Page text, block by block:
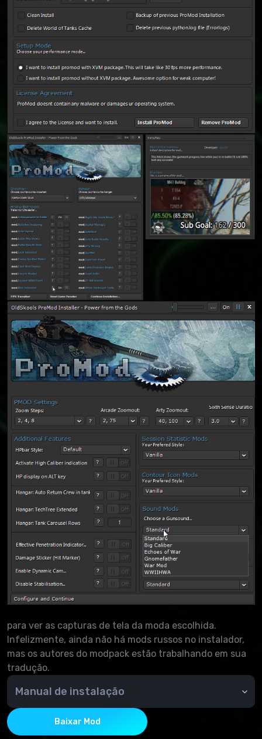
para ver as capturas de tela da moda escolhida.
Infelizmente, ainda não há mods russos no instalador,
mas os autores do modpack estão trabalhando em sua
tradução.
Manual de instalação
Siga as instruções do instalador para selecionar o
MOD desejado.
Inicia o jogo no modo normal.
Baixar Mod